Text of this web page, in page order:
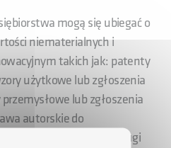
mogą się ubiegać o
niematerialnych i
takich jak: patenty
użytkowe lub zgłoszenia
lub zgłoszenia
autorskie do
programów do obsługi